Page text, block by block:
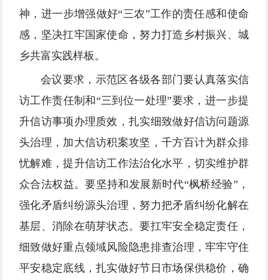
神，进一步增强做好“三农”工作的责任感和使命
感，坚决扛牢国家使命，努力打造乡村振兴、城
乡共富实践样板。
会议要求，示范区各级各部门要认真落实信
访工作责任制和“三到位一处理”要求，进一步提
升信访事项办理质效，扎实细致做好信访问题源
头治理，加大信访积案攻坚，千方百计为群众排
忧解难，提升信访工作法治化水平，切实维护群
众合法权益。要坚持和发展新时代“枫桥经验”，
强化矛盾纠纷源头治理，努力把矛盾纠纷化解在
基层、消除在萌芽状态。要扛牢安全稳定责任，
细致做好重点领域风险隐患排查治理，牢牢守住
平安稳定底线，扎实做好节日市场保供稳价，确